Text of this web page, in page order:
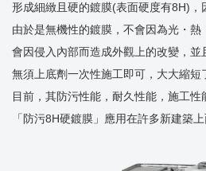
形成細緻且硬的鍍膜(表面硬度有8H)，
由於是無機性的鍍膜，不會因為光・
會因侵入內部而造成外觀上的改變，並
無須上底劑一次性施工即可，大大縮短
目前，其防污性能，耐久性能，施工
「防污8H硬鍍膜」應用在許多新建築上